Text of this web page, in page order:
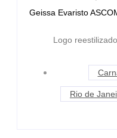
Geissa Evaristo
Logo reestilizado
Rio de